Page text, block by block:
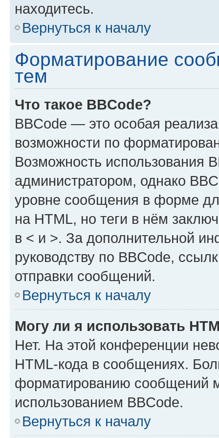
находитесь.
Вернуться к началу
Форматирование
тем
Что такое BBCode?
BBCode — это особая
возможности по
Возможность использования
администратором, однако
уровне сообщения в форме
на HTML, но теги в нём
в < и >. За дополнительной
руководству по BBCode,
отправки сообщений.
Вернуться к началу
Могу ли я использовать
Нет. На этой конференции
HTML-кода в сообщениях.
форматированию сообщений
использованием BBCode.
Вернуться к началу